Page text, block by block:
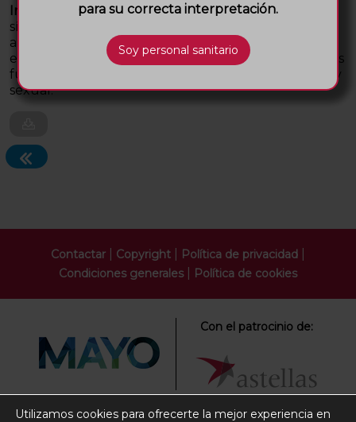
Introducción: El dolor pélvico crónico (DPC) es un
síntoma común a diversos subsíndromes que
abarcan múltiples especialidades, y tiene una
elevada prevalencia. Se asocia a síndromes somáticos
funcionales y a alteraciones en la esfera psicológica y
sexual.
Contactar Copyright Política de privacidad
Condiciones generales| Política de cookies
Con el patrocinio de:
para su correcta interpretación.
Utilizamos cookies para ofrecerte la mejor experiencia en